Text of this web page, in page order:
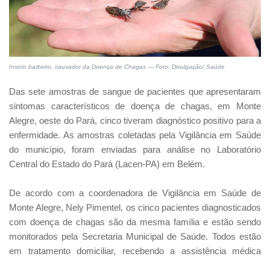
Inseto barbeiro, causador da Doença de Chagas — Foto: Divulgação/ Saúde
Das sete amostras de sangue de pacientes que apresentaram
sintomas característicos de doença de chagas, em Monte
Alegre, oeste do Pará, cinco tiveram diagnóstico positivo para a
enfermidade. As amostras coletadas pela Vigilância em Saúde
do município, foram enviadas para análise no Laboratório
Central do Estado do Pará (Lacen-PA) em Belém.
De acordo com a coordenadora de Vigilância em Saúde de
Monte Alegre, Nely Pimentel, os cinco pacientes diagnosticados
com doença de chagas são da mesma família e estão sendo
monitorados pela Secretaria Municipal de Saúde. Todos estão
em tratamento domiciliar, recebendo a assistência médica